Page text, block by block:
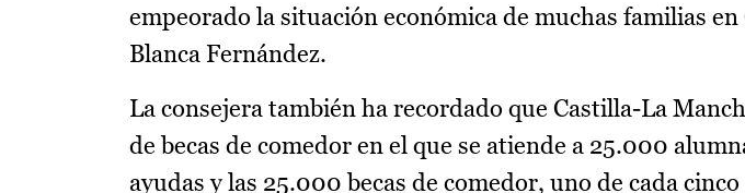
empeorado la situación económica de muchas familias
Blanca Fernández.
La consejera también ha recordado que Castilla-La
de becas de comedor en el que se atiende a 25.000
ayudas y las 25.000 becas de comedor, uno de cada